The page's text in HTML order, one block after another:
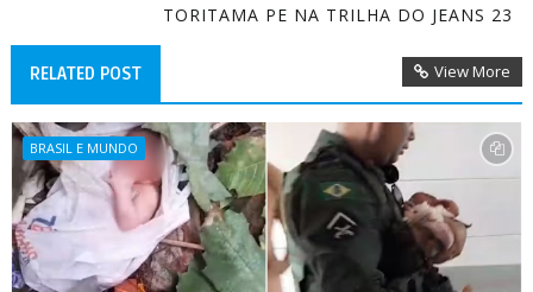
TORITAMA PE NA TRILHA DO JEANS 23
RELATED POST View More
BRASIL E MUNDO